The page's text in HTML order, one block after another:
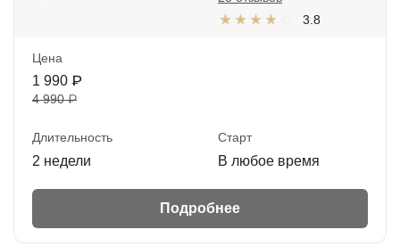
3.8
Цена
1 990 ₽
4 990 ₽
Длительность
2 недели
Старт
В любое время
Подробнее